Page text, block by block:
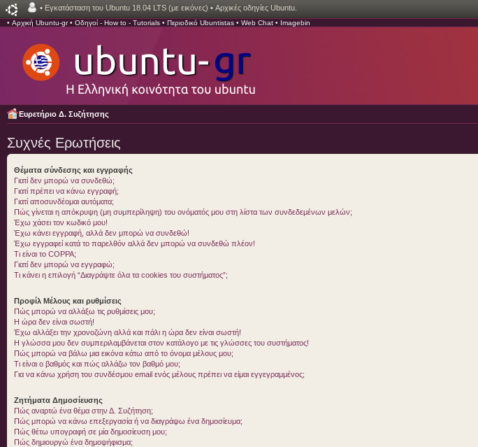
• Εγκατάσταση του Ubuntu 18.04 LTS (με εικόνες) • Αρχικές οδηγίες Ubuntu.
• Αρχική Ubuntu-gr• Οδηγοί - How to - Tutorials • Περιοδικό Ubuntistas • Web Chat • Imagebin
Ευρετήριο Δ. Συζήτησης
Συχνές Ερωτήσεις
Θέματα σύνδεσης και εγγραφής
Γιατί δεν μπορώ να συνδεθώ;
Γιατί πρέπει να κάνω εγγραφή;
Γιατί αποσυνδέομαι αυτόματα;
Πώς γίνεται η απόκρυψη (μη συμπερίληψη) του ονόματός μου στη λίστα των συνδεδεμένων μελών;
Έχω χάσει τον κωδικό μου!
Έχω κάνει εγγραφή, αλλά δεν μπορώ να συνδεθώ!
Έχω εγγραφεί κατά το παρελθόν αλλά δεν μπορώ να συνδεθώ πλέον!
Τι είναι το COPPA;
Γιατί δεν μπορώ να εγγραφώ;
Τι κάνει η επιλογή “Διαγράψτε όλα τα cookies του συστήματος”;
Προφίλ Μέλους και ρυθμίσεις
Πώς μπορώ να αλλάξω τις ρυθμίσεις μου;
Η ώρα δεν είναι σωστή!
Έχω αλλάξει την χρονοζώνη αλλά και πάλι η ώρα δεν είναι σωστή!
Η γλώσσα μου δεν συμπεριλαμβάνεται στον κατάλογο με τις γλώσσες του συστήματος!
Πώς μπορώ να βάλω μια εικόνα κάτω από το όνομα μέλους μου;
Τι είναι ο βαθμός και πώς αλλάζω τον βαθμό μου;
Για να κάνω χρήση του συνδέσμου email ενός μέλους πρέπει να είμαι εγγεγραμμένος;
Ζητήματα Δημοσίευσης
Πώς αναρτώ ένα θέμα στην Δ. Συζήτηση;
Πώς μπορώ να κάνω επεξεργασία ή να διαγράψω ένα δημοσίευμα;
Πώς θέτω υπογραφή σε μία δημοσίευση μου;
Πώς δημιουργώ ένα δημοψήφισμα;